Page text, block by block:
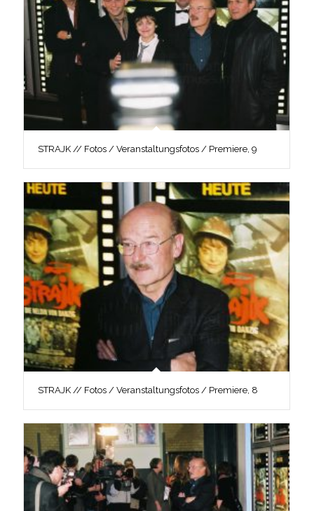
STRAJK // Fotos / Veranstaltungsfotos / Premiere, 9
STRAJK // Fotos / Veranstaltungsfotos / Premiere, 8